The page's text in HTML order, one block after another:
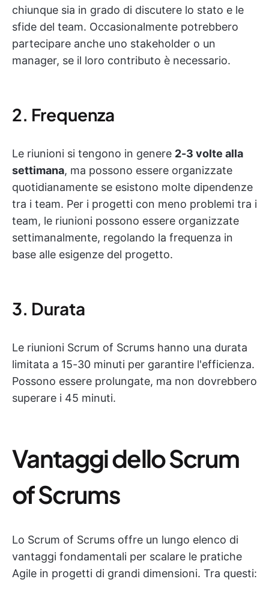
chiunque sia in grado di discutere lo stato e le
sfide del team. Occasionalmente potrebbero
partecipare anche uno stakeholder o un
manager, se il loro contributo è necessario.
2. Frequenza
Le riunioni si tengono in genere 2-3 volte alla
settimana, ma possono essere organizzate
quotidianamente se esistono molte dipendenze
tra i team. Per i progetti con meno problemi tra i
team, le riunioni possono essere organizzate
settimanalmente, regolando la frequenza in
base alle esigenze del progetto.
3. Durata
Le riunioni Scrum of Scrums hanno una durata
limitata a 15-30 minuti per garantire l'efficienza.
Possono essere prolungate, ma non dovrebbero
superare i 45 minuti.
Vantaggi dello Scrum
of Scrums
Lo Scrum of Scrums offre un lungo elenco di
vantaggi fondamentali per scalare le pratiche
Agile in progetti di grandi dimensioni. Tra questi: